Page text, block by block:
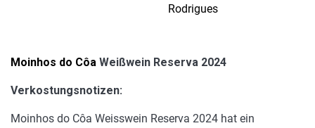
Rodrigues
Moinhos do Côa Weißwein Reserva 2024
Verkostungsnotizen:
Moinhos do Côa Weisswein Reserva 2024 hat ein